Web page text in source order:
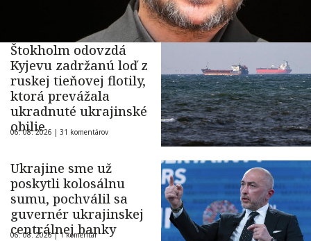
Štokholm odovzdá
Kyjevu zadržanú loď z
ruskej tieňovej flotily,
ktorá prevážala
ukradnuté ukrajinské
obilie
06. 08. 2026 | 31 komentárov
Ukrajine sme už
poskytli kolosálnu
sumu, pochválil sa
guvernér ukrajinskej
centrálnej banky
06. 08. 2026 |1 komentár